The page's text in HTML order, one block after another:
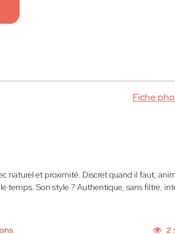
Fiche
naturel et proximité. Discret quand il faut,
temps. Son style ? Authentique, sans filtre,
2